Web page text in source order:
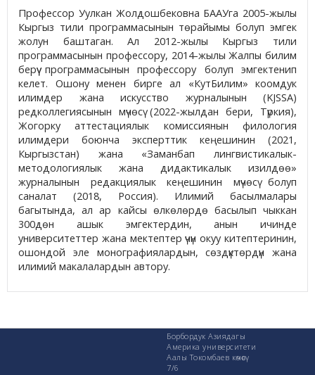
Профессор Уулкан Жолдошбековна БААУга 2005-жылы
Кыргыз тили программасынын төрайымы болуп эмгек
жолун баштаган. Ал 2012-жылы Кыргыз тили
программасынын профессору, 2014-жылы Жалпы билим
берүү программасынын профессору болуп эмгектенип
келет. Ошону менен бирге ал «КутБилим» коомдук
илимдер жана искусство журналынын (KJSSA)
редколлегиясынын мүчөсү (2022-жылдан бери, Түркия),
Жогорку аттестациялык комиссиянын филология
илимдери боюнча эксперттик кеңешинин (2021,
Кыргызстан) жана «Заманбап лингвистикалык-
методологиялык жана дидактикалык изилдөө»
журналынын редакциялык кеңешинин мүчөсү болуп
саналат (2018, Россия). Илимий басылмалары
багытында, ал ар кайсы өлкөлөрдө басылып чыккан
300дөн ашык эмгектердин, анын ичинде
университеттер жана мектептер үчүн окуу китептеринин,
ошондой эле монографиялардын, сөздүктөрдүн жана
илимий макалалардын автору.
Борбордук Азиядагы
Америка университети
Аалы Токомбаев көчөсү
7/6